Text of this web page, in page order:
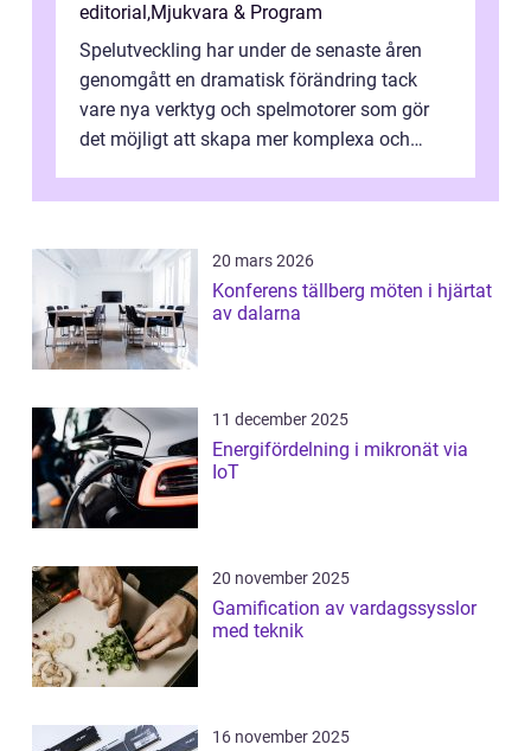
editorial,Mjukvara & Program
Spelutveckling har under de senaste åren
genomgått en dramatisk förändring tack
vare nya verktyg och spelmotorer som gör
det möjligt att skapa mer komplexa och
20 mars 2026
Konferens tällberg möten i hjärtat
av dalarna
11 december 2025
Energifördelning i mikronät via
IoT
20 november 2025
Gamification av vardagssysslor
med teknik
16 november 2025